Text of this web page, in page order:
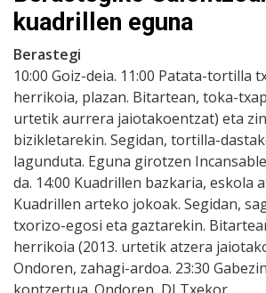
kuadrillen eguna
Berastegi
10:00 Goiz-deia. 11:00 Patata-tortilla
herrikoia, plazan. Bitartean, toka-
urtetik aurrera jaiotakoentzat) eta
bizikletarekin. Segidan, tortilla-
lagunduta. Eguna girotzen
da. 14:00 Kuadrillen bazkaria, eskola
Kuadrillen arteko jokoak. Segidan,
txorizo-egosi eta gaztarekin.
herrikoia (2013. urtetik atzera
Ondoren, zahagi-ardoa. 23:30